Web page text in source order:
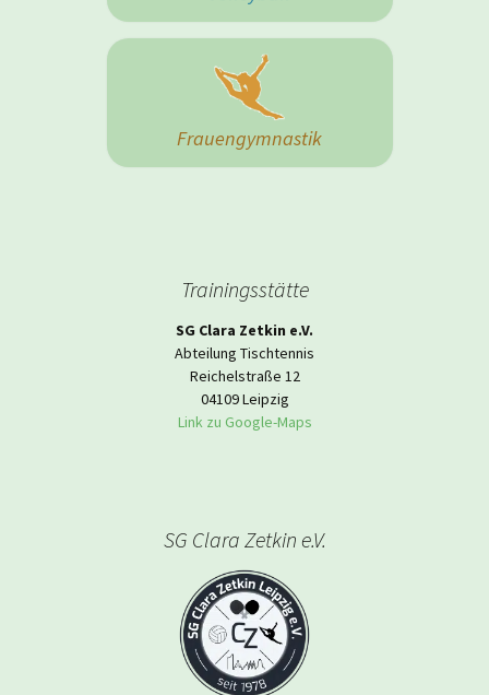
Frauengymnastik
Trainingsstätte
SG Clara Zetkin e.V.
Abteilung Tischtennis
Reichelstraße 12
04109 Leipzig
Link zu Google-Maps
SG Clara Zetkin e.V.